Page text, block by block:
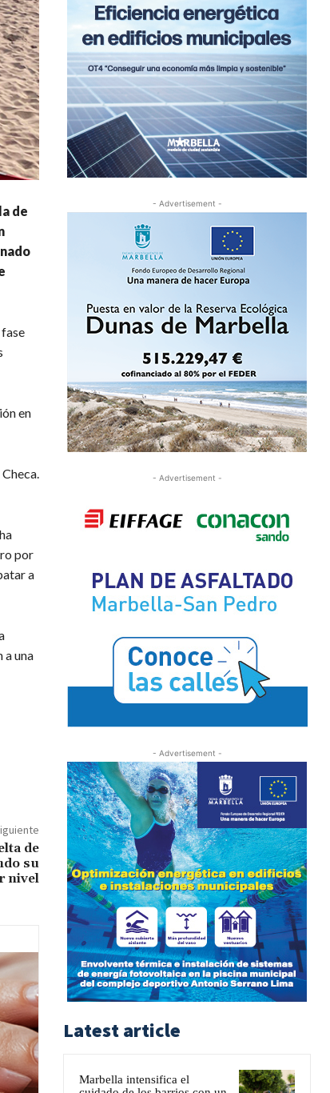
de
en
por
a
a una
de
su
nivel
- Advertisement -
- Advertisement -
- Advertisement -
Latest article
Marbella intensifica el